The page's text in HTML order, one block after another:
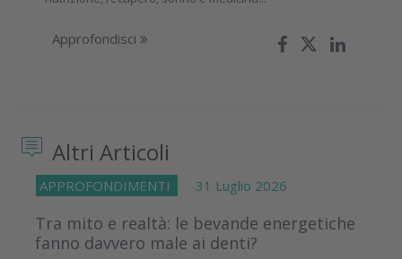
Approfondisci
Altri Articoli
APPROFONDIMENTI 31 Luglio 2026
Tra mito e realtà: le bevande energetiche
fanno davvero male ai denti?